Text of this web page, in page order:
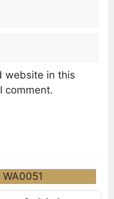
website in this
comment.